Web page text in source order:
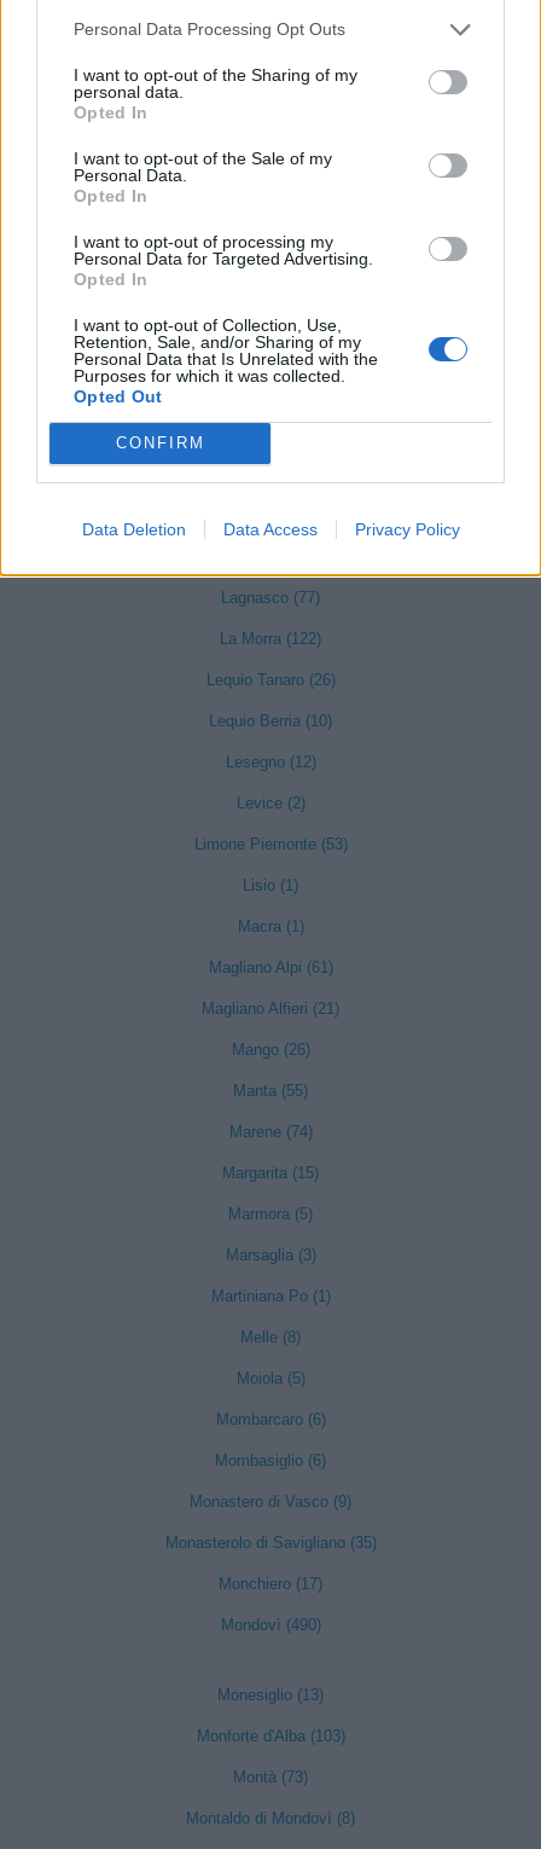
Personal Data Processing Opt Outs
I want to opt-out of the Sharing of my
personal data.
Opted In
I want to opt-out of the Sale of my
Personal Data.
Opted In
I want to opt-out of processing my
Personal Data for Targeted Advertising.
Opted In
I want to opt-out of Collection, Use,
Retention, Sale, and/or Sharing of my
Personal Data that Is Unrelated with the
Purposes for which it was collected.
Opted Out
CONFIRM
Data Deletion Data Access Privacy Policy
Feisoglio (9)
Gambasca (1)
Genola (67)
Lagnasco (77)
La Morra (122)
Lequio Tanaro (26)
Lequio Berria (10)
Lesegno (12)
Levice (2)
Limone Piemonte (53)
Lisio (1)
Macra (1)
Magliano Alpi (61)
Magliano Alfieri (21)
Mango (26)
Manta (55)
Marene (74)
Margarita (15)
Marmora (5)
Marsaglia (3)
Martiniana Po (1)
Melle (8)
Moiola (5)
Mombarcaro (6)
Mombasiglio (6)
Monastero di Vasco (9)
Monasterolo di Savigliano (35)
Monchiero (17)
Mondovì (490)
Monesiglio (13)
Monforte d'Alba (103)
Montà (73)
Montaldo di Mondovì (8)